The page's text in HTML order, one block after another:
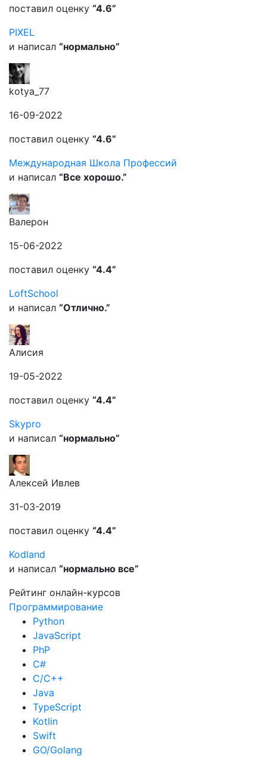
поставил оценку “4.6”
PIXEL
и написал “нормально”
kotya_77
16-09-2022
поставил оценку “4.6”
Международная Школа Профессий
и написал “Все хорошо.”
Валерон
15-06-2022
поставил оценку “4.4”
LoftSchool
и написал “Отлично.”
Алисия
19-05-2022
поставил оценку “4.4”
Skypro
и написал “нормально”
Алексей Ивлев
31-03-2019
поставил оценку “4.4”
Kodland
и написал “нормально все”
Рейтинг онлайн-курсов
Программирование
Python
JavaScript
PhP
C#
С/C++
Java
TypeScript
Kotlin
Swift
GO/Golang